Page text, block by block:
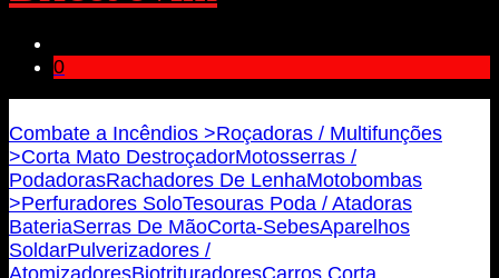
0
Combate a Incêndios >Roçadoras / Multifunções
>Corta Mato DestroçadorMotosserras /
PodadorasRachadores De LenhaMotobombas
>Perfuradores SoloTesouras Poda / Atadoras
BateriaSerras De MãoCorta-SebesAparelhos
SoldarPulverizadores /
AtomizadoresBiotrituradoresCarros Corta